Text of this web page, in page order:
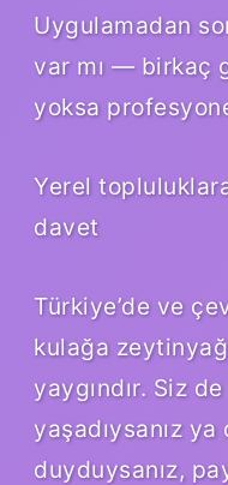
Uygulamadan
var mı — birkaç
yoksa
Yerel
davet
Türkiye’de ve
kulağa
yaygındır. Siz
yaşadıysanız
duyduysanız,